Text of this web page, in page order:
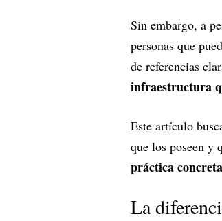
Sin embargo, a
personas que
de referencias
infraestructura
Este artículo
que los poseen y
práctica concreta
La